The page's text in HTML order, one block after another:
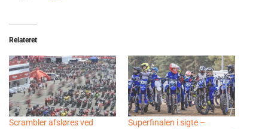
Relateret
Scrambler afsløres ved
Superfinalen i sigte –